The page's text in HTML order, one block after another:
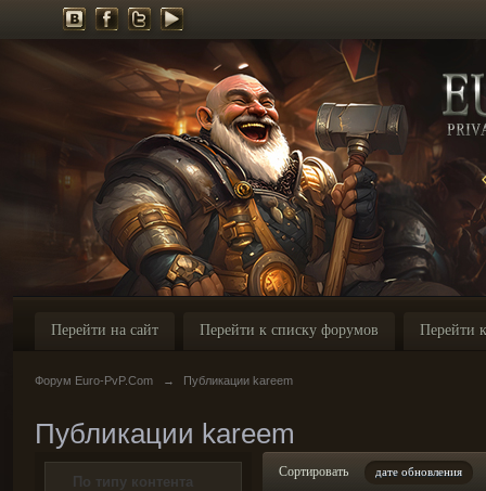
Перейти на сайт Перейти к списку форумов Перейти
Форум Euro-PvP.Com → Публикации kareem
Публикации kareem
По типу контента
Сортировать дате обновления